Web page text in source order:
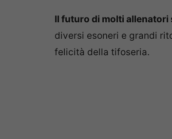
Il futuro di molti allenatori
diversi esoneri e grandi
felicità della tifoseria.